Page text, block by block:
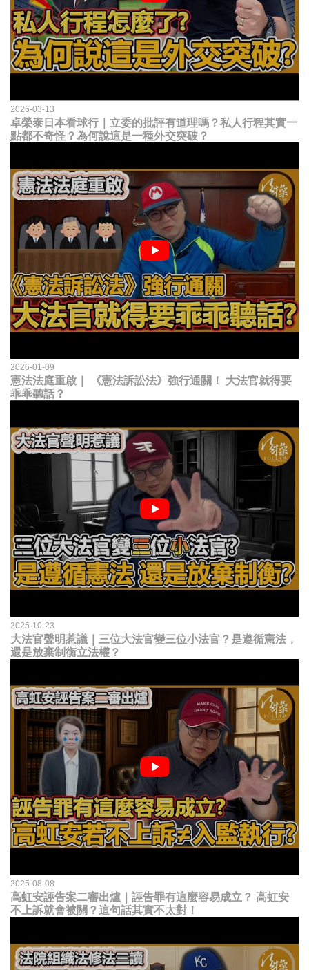
2026-03-13
卓榮泰日本看球行｜立委的批評有道理嗎？私人行程其實一
點都不奇怪？為何說這是一種外交突破？
2026-01-09
憲法法庭重啟｜ 《憲法訴訟法》強行通關！ 大法官就得要
乖乖聽話？
2025-10-23
大法官聲明惹議｜三位大法官變三位小法官？是遵循憲法，
還是放棄制衡立法權？
2025-08-08
高虹安誣告案二審出爐｜誣告罪有這麼容易成立？ 高虹安
不上訴就會被關？這句話其實不太對！